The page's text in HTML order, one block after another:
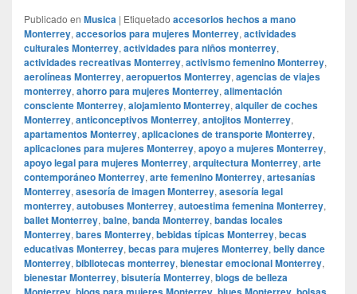
Publicado en Musica | Etiquetado accesorios hechos a mano
Monterrey, accesorios para mujeres Monterrey, actividades
culturales Monterrey, actividades para niños monterrey,
actividades recreativas Monterrey, activismo femenino Monterrey,
aerolíneas Monterrey, aeropuertos Monterrey, agencias de viajes
monterrey, ahorro para mujeres Monterrey, alimentación
consciente Monterrey, alojamiento Monterrey, alquiler de coches
Monterrey, anticonceptivos Monterrey, antojitos Monterrey,
apartamentos Monterrey, aplicaciones de transporte Monterrey,
aplicaciones para mujeres Monterrey, apoyo a mujeres Monterrey,
apoyo legal para mujeres Monterrey, arquitectura Monterrey, arte
contemporáneo Monterrey, arte femenino Monterrey, artesanías
Monterrey, asesoría de imagen Monterrey, asesoría legal
monterrey, autobuses Monterrey, autoestima femenina Monterrey,
ballet Monterrey, balne, banda Monterrey, bandas locales
Monterrey, bares Monterrey, bebidas típicas Monterrey, becas
educativas Monterrey, becas para mujeres Monterrey, belly dance
Monterrey, bibliotecas monterrey, bienestar emocional Monterrey,
bienestar Monterrey, bisutería Monterrey, blogs de belleza
, , ,